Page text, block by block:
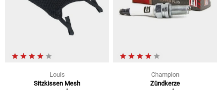
Louis
Sitzkissen Mesh
Champion
Zündkerze